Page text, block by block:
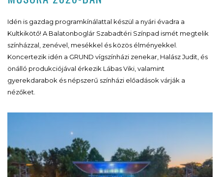
Idén is gazdag programkínálattal készül a nyári évadra a
Kultkikötő! A Balatonboglár Szabadtéri Színpad ismét megtelik
színházzal, zenével, mesékkel és közös élményekkel.
Koncertezik idén a GRUND vígszínházi zenekar, Halász Judit, és
önálló produkciójával érkezik Lábas Viki, valamint
gyerekdarabok és népszerű színházi előadások várják a
nézőket.